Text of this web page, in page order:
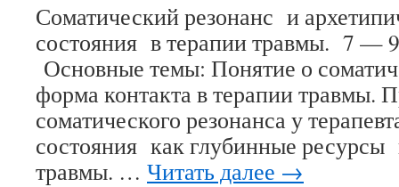
Соматический резонанс и
состояния в терапии травмы. 7 —
Основные темы: Понятие о
форма контакта в терапии травмы.
соматического резонанса у
состояния как глубинные ресурсы
травмы. … Читать далее →